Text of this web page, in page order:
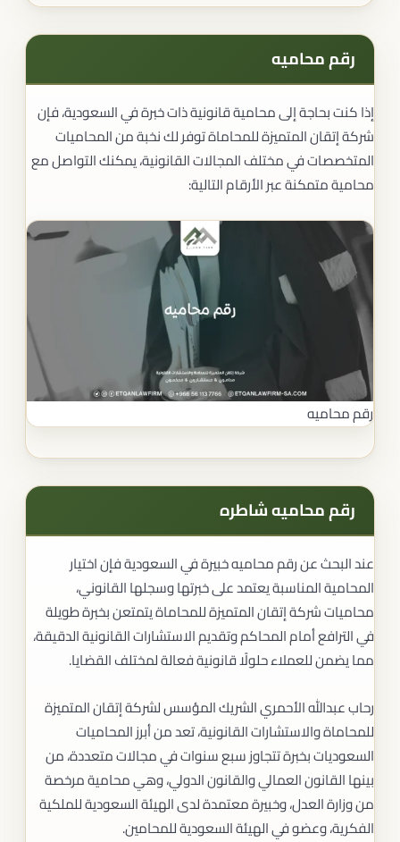
رقم محاميه
إذا كنت بحاجة إلى محامية قانونية ذات خبرة في السعودية، فإن
شركة إتقان المتميزة للمحاماة توفر لك نخبة من المحاميات
المتخصصات في مختلف المجالات القانونية، يمكنك التواصل مع
محامية متمكنة عبر الأرقام التالية:
رقم محاميه
رقم محاميه شاطره
عند البحث عن رقم محاميه خبيرة في السعودية فإن اختيار
المحامية المناسبة يعتمد على خبرتها وسجلها القانوني،
محاميات شركة إتقان المتميزة للمحاماة يتمتعن بخبرة طويلة
في الترافع أمام المحاكم وتقديم الاستشارات القانونية الدقيقة،
مما يضمن للعملاء حلولًا قانونية فعالة لمختلف القضايا.
رحاب عبدالله الأحمري الشريك المؤسس لشركة إتقان المتميزة
للمحاماة والاستشارات القانونية، تعد من أبرز المحاميات
السعوديات بخبرة تتجاوز سبع سنوات في مجالات متعددة، من
بينها القانون العمالي والقانون الدولي، وهي محامية مرخصة
من وزارة العدل، وخبيرة معتمدة لدى الهيئة السعودية للملكية
الفكرية، وعضو في الهيئة السعودية للمحامين.